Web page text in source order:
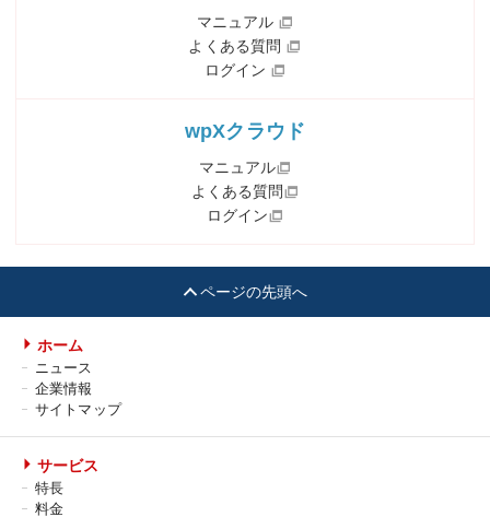
マニュアル
よくある質問
ログイン
wpXクラウド
マニュアル
よくある質問
ログイン
ページの先頭へ
ホーム
ニュース
企業情報
サイトマップ
サービス
特長
料金